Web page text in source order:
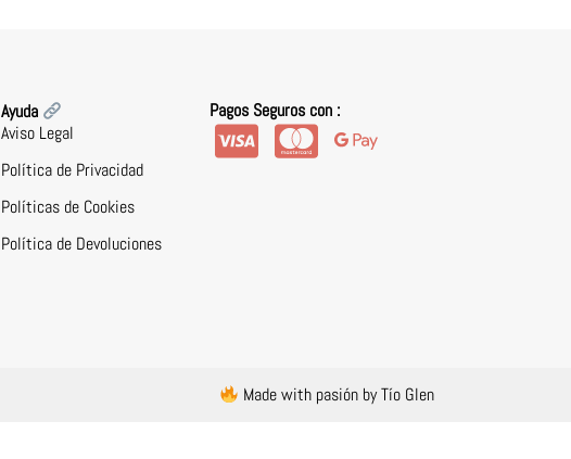
Ayuda
Aviso Legal
Política de Privacidad
Políticas de Cookies
Política de Devoluciones
Pagos Seguros con :
Made with pasión by Tío Glen